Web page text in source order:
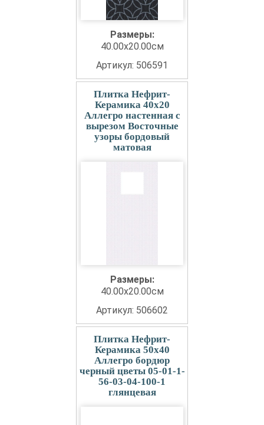
Размеры:
40.00x20.00см
Артикул: 506591
Плитка Нефрит-
Керамика 40x20
Аллегро настенная с
вырезом Восточные
узоры бордовый
матовая
Размеры:
40.00x20.00см
Артикул: 506602
Плитка Нефрит-
Керамика 50x40
Аллегро бордюр
черный цветы 05-01-1-
56-03-04-100-1
глянцевая